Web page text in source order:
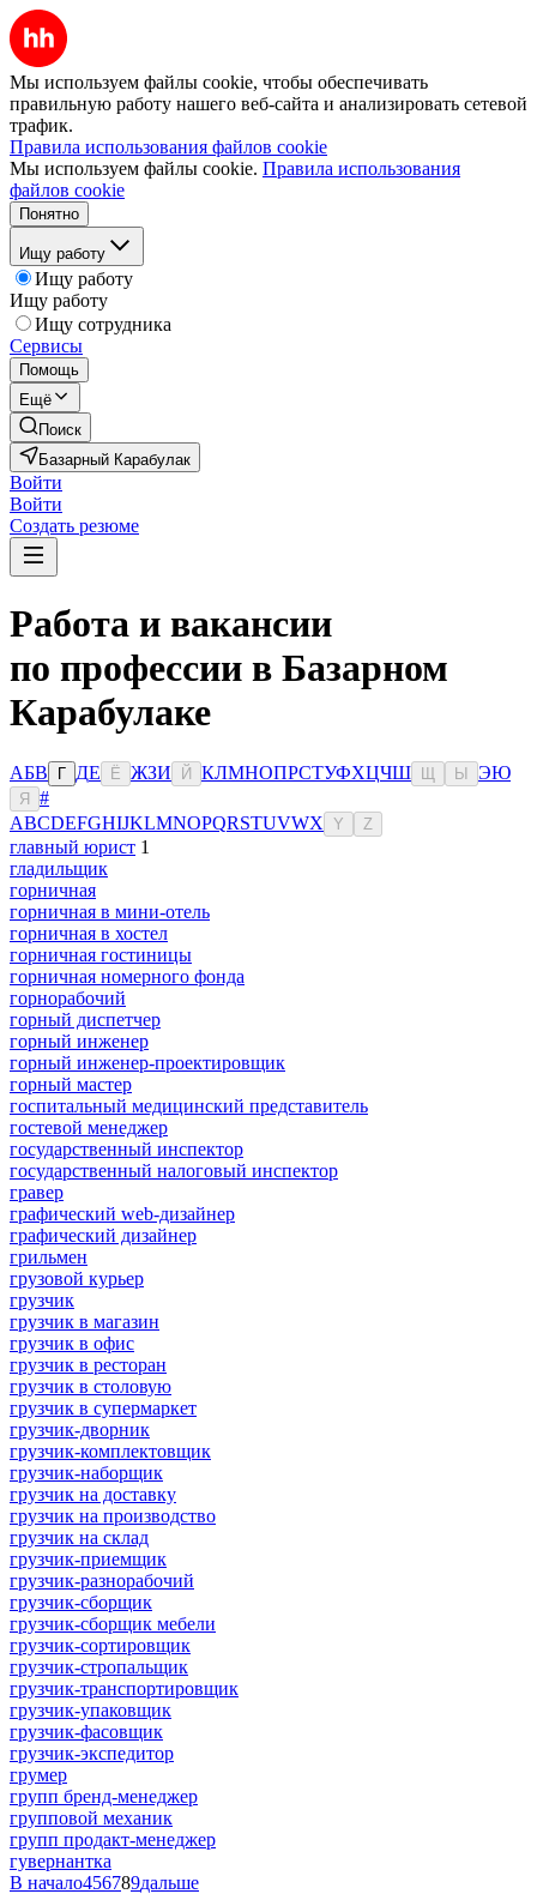
Мы используем файлы cookie, чтобы обеспечивать
правильную работу нашего веб-сайта и анализировать сетевой
трафик.
Правила использования файлов cookie
Мы используем файлы cookie. Правила использования
файлов cookie
Понятно
Ищу работу
Ищу работу
Ищу работу
Ищу сотрудника
Сервисы
Помощь
Ещё
Поиск
Базарный Карабулак
Войти
Войти
Создать резюме
Работа и вакансии
по профессии в Базарном
Карабулаке
АБВ Г ДЕ Ё ЖЗИ Й КЛМНОПРСТУФХЦЧШ Ы ЭЮ
Я
#
ABCDEFGHIJKLMNOPQRSTUVWX Y Z
главный юрист 1
гладильщик
горничная
горничная в мини-отель
горничная в хостел
горничная гостиницы
горничная номерного фонда
горнорабочий
горный диспетчер
горный инженер
горный инженер-проектировщик
горный мастер
госпитальный медицинский представитель
гостевой менеджер
государственный инспектор
государственный налоговый инспектор
гравер
графический web-дизайнер
графический дизайнер
грильмен
грузовой курьер
грузчик
грузчик в магазин
грузчик в офис
грузчик в ресторан
грузчик в столовую
грузчик в супермаркет
грузчик-дворник
грузчик-комплектовщик
грузчик-наборщик
грузчик на доставку
грузчик на производство
грузчик на склад
грузчик-приемщик
грузчик-разнорабочий
грузчик-сборщик
грузчик-сборщик мебели
грузчик-сортировщик
грузчик-стропальщик
грузчик-транспортировщик
грузчик-упаковщик
грузчик-фасовщик
грузчик-экспедитор
грумер
групп бренд-менеджер
групповой механик
групп продакт-менеджер
гувернантка
В начало456789дальше